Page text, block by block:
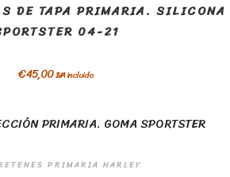
DE TAPA PRIMARIA. SILICONA
04-21
€45,00IVA incluido
PRIMARIA HARLEY